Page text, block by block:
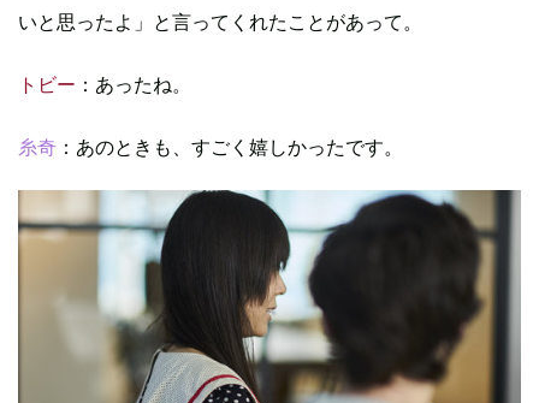
いと思ったよ」と言ってくれたことがあって。
トビー ：あったね。
糸奇 ：あのときも、すごく嬉しかったです。